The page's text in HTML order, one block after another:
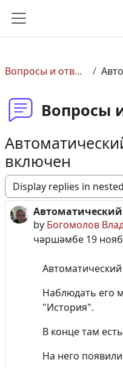
Side panel
Вопросы и ответы
Вопросы
включен
Display mode
by Богомолов
чәршәмбе 19
Number of replies:
Наблюдать его
"История".
В конце там
На него